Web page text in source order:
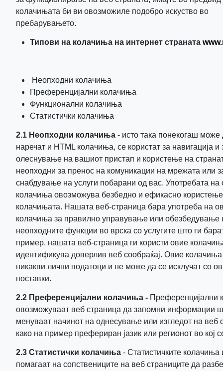
колачињата би ви овозможиле подобро искуство во
пребарувањето.
Типови на колачиња на интернeт страната
Неопходни колачиња
Преференцијални колачиња
Функционални колачиња
Статистички колачиња
2.1 Неопходни колачиња- исто така понекогаш може
наречат и HTML колачиња, се користат за навигација и
олеснување на вашиот пристап и користење на
неопходни зa пренос на комуникации на мрежата или
снабдување на услуги побарани од вас. Употребата на
колачиња овозможува безбедно и ефикасно
колачињата. Нашата веб-страница бара употреба на
колачиња за правилно управување или обезбедување
неопходните функции во врска со услугите што ги
пример, нашата веб-страница ги користи овие
идентификува доверлив веб сообраќај. Овие
никакви лични податоци и не може да се исклучат со
поставки.
2.2 Преференцијални колачиња - Преференцијални
овозможуваат веб страница да запомни информации
менуваат начинот на однесување или изгледот на веб
како на пример префериран јазик или регионот во кој
2.3 Статистички колачиња- Статистичките колачиња
помагаат на сопствениците на веб страниците да